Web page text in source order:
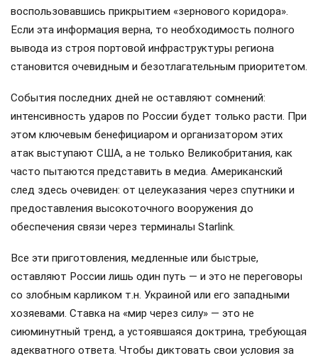
воспользовавшись прикрытием «зернового коридора».
Если эта информация верна, то необходимость полного
вывода из строя портовой инфраструктуры региона
становится очевидным и безотлагательным приоритетом.
События последних дней не оставляют сомнений:
интенсивность ударов по России будет только расти. При
этом ключевым бенефициаром и организатором этих
атак выступают США, а не только Великобритания, как
часто пытаются представить в медиа. Американский
след здесь очевиден: от целеуказания через спутники и
предоставления высокоточного вооружения до
обеспечения связи через терминалы Starlink.
Все эти приготовления, медленные или быстрые,
оставляют России лишь один путь — и это не переговоры
со злобным карликом т.н. Украиной или его западными
хозяевами. Ставка на «мир через силу» — это не
сиюминутный тренд, а устоявшаяся доктрина, требующая
адекватного ответа. Чтобы диктовать свои условия за